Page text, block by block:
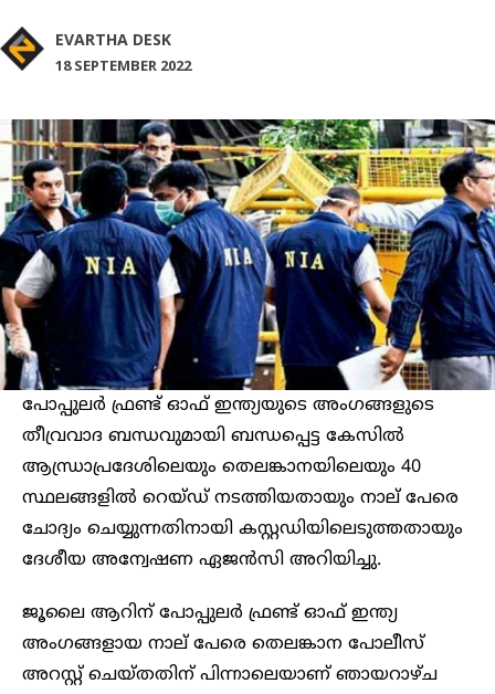
EVARTHA DESK
18 SEPTEMBER 2022
പോപ്പുലർ ഫ്രണ്ട് ഓഫ് ഇന്ത്യയുടെ അംഗങ്ങളുടെ
തീവ്രവാദ ബന്ധവുമായി ബന്ധപ്പെട്ട കേസിൽ
ആന്ധ്രാപ്രദേശിലെയും തെലങ്കാനയിലെയും 40
സ്ഥലങ്ങളിൽ റെയ്ഡ് നടത്തിയതായും നാല് പേരെ
ചോദ്യം ചെയ്യുന്നതിനായി കസ്റ്റഡിയിലെടുത്തതായും
ദേശീയ അന്വേഷണ ഏജൻസി അറിയിച്ചു.
ജൂലൈ ആറിന് പോപ്പുലർ ഫ്രണ്ട് ഓഫ് ഇന്ത്യ
അംഗങ്ങളായ നാല് പേരെ തെലങ്കാന പോലീസ്
അറസ്റ്റ് ചെയ്തതിന് പിന്നാലെയാണ് ഞായറാഴ്ച